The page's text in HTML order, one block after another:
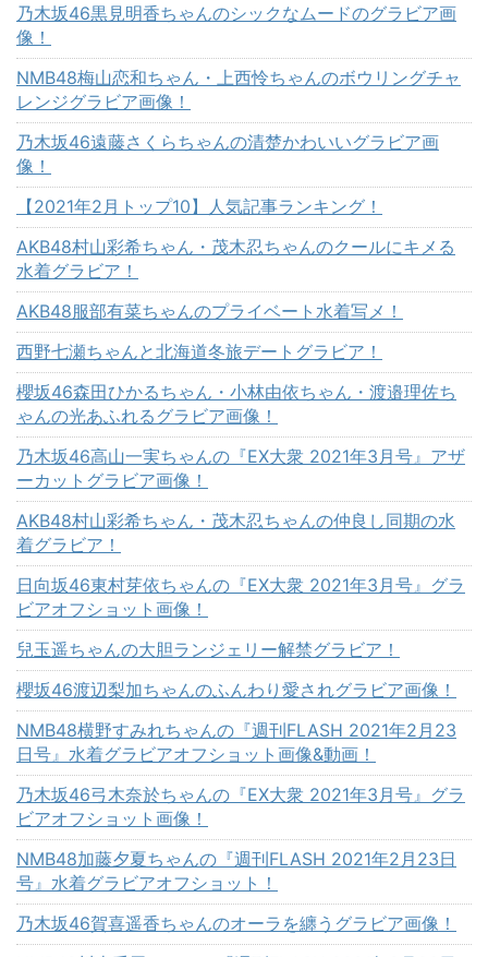
乃木坂46黒見明香ちゃんのシックなムードのグラビア画
像！
NMB48梅山恋和ちゃん・上西怜ちゃんのボウリングチャ
レンジグラビア画像！
乃木坂46遠藤さくらちゃんの清楚かわいいグラビア画
像！
【2021年2月トップ10】人気記事ランキング！
AKB48村山彩希ちゃん・茂木忍ちゃんのクールにキメる
水着グラビア！
AKB48服部有菜ちゃんのプライベート水着写メ！
西野七瀬ちゃんと北海道冬旅デートグラビア！
櫻坂46森田ひかるちゃん・小林由依ちゃん・渡邉理佐ち
ゃんの光あふれるグラビア画像！
乃木坂46高山一実ちゃんの『EX大衆 2021年3月号』アザ
ーカットグラビア画像！
AKB48村山彩希ちゃん・茂木忍ちゃんの仲良し同期の水
着グラビア！
日向坂46東村芽依ちゃんの『EX大衆 2021年3月号』グラ
ビアオフショット画像！
兒玉遥ちゃんの大胆ランジェリー解禁グラビア！
櫻坂46渡辺梨加ちゃんのふんわり愛されグラビア画像！
NMB48横野すみれちゃんの『週刊FLASH 2021年2月23
日号』水着グラビアオフショット画像&動画！
乃木坂46弓木奈於ちゃんの『EX大衆 2021年3月号』グラ
ビアオフショット画像！
NMB48加藤夕夏ちゃんの『週刊FLASH 2021年2月23日
号』水着グラビアオフショット！
乃木坂46賀喜遥香ちゃんのオーラを纏うグラビア画像！